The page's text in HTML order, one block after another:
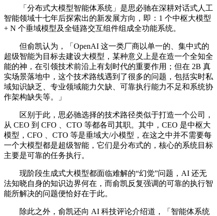
「分布式大模型智能体系统」是思必驰在深耕对话式人工
智能领域十七年后探索出的新发展方向，即：1 个中枢大模型
+ N 个垂域模型及全链路交互组件组成全功能系统。
但俞凯认为，「OpenAI 这一类厂商以单一的、集中式的
超级智能为目标去建设大模型，某种意义上是在造一个全知全
能的神，在引领技术前沿上有划时代的重要作用；但在 2B 真
实场景落地中，这个技术路线遇到了很多的问题，包括实时私
域知识缺乏、专业领域能力欠缺、可靠执行能力不足和系统协
作架构缺失等。」
区别于此，思必驰选择的技术路径类似于打造一个公司，
从 CEO 到 CFO 、CTO 等都各司其职。其中，CEO 是中枢大
模型，CFO 、CTO 等是垂域大/小模型，在这之中并不需要每
一个大模型都是超级智能，它们是分布式的，核心的系统目标
主要是可靠的任务执行。
现阶段生成式大模型都面临难解的“幻觉”问题，AI 还无
法知晓自身的知识边界何在，而俞凯反复强调的可靠的执行智
能所解决的问题便恰好在于此。
除此之外，俞凯还向 AI 科技评论介绍道，「智能体系统